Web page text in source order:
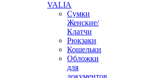
VALIA
Сумки
Женские/
Клатчи
Рюкзаки
Кошельки
Обложки
для
документов